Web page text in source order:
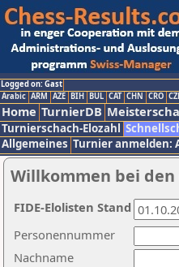
Logged on: Gast
Arabic ARM AZE BIH BUL CAT CHN CRO
Home TurnierDB
Turnierschach-Elozahl
Allgemeines Turnier anmelden:
Willkommen bei den
Nachname
Personennummer
FIDE-Elolisten Stand